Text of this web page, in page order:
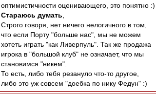
оптимистичности оценивающего, это понятно :)
Стараюсь думать
Строго говоря, нет ничего нелогичного в том,
что если Порту "больше нас", мы не можем
хотеть играть "как Ливерпуль". Так же продажа
игрока в "большой клуб" не означает, что мы
становимся "никем".
То есть, либо тебя резануло что-то другое,
либо это уж совсем "доебка по нику Федун" :)